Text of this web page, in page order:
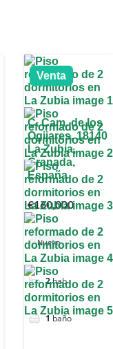
Venta
C. Cam. de los
Ogijares, 18140
La Zubia,
Granada,
España
€160,000
Nuevo
2hab
1baño